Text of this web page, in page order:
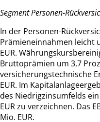
Segment Personen-
In der Personen-
Prämieneinnahmen leicht
EUR.
Bruttoprämien um 3,7
versicherungstechnische
EUR. Im
des Niedrigzinsumfelds
EUR zu verzeichnen. Das
Mio. EUR.